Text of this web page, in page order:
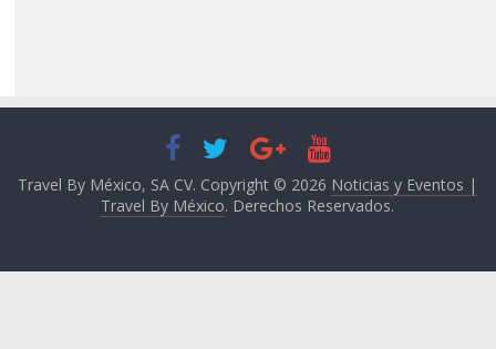
Travel By México, SA CV. Copyright © 2026 Noticias y Eventos |
Travel By México. Derechos Reservados.